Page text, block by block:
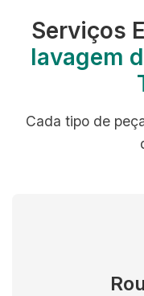
Serviços
lavagem
Cada tipo de